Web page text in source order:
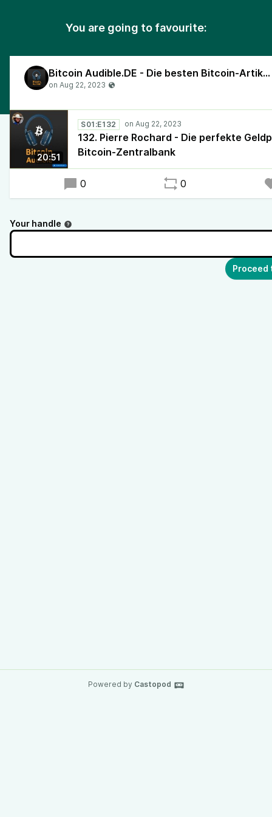
You are going to favourite:
Bitcoin Audible.DE - Die besten Bitcoin-Artikel, vorgelesen in deutscher Sprache!
20:51
S01:E132
132. Pierre Rochard - Die perfekte
Bitcoin-Zentralbank
0 0
Your handle
Powered by Castopod